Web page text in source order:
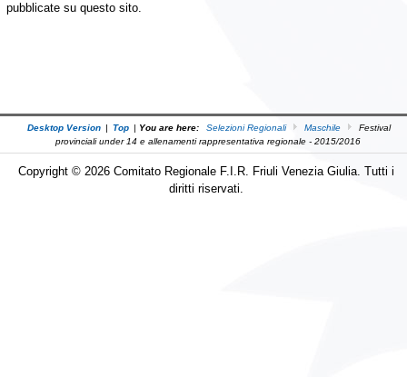
pubblicate su questo sito.
Desktop Version | Top | You are here: Selezioni Regionali Maschile
Festival
provinciali under 14 e allenamenti rappresentativa regionale - 2015/2016
Copyright © 2026 Comitato Regionale F.I.R. Friuli Venezia Giulia. Tutti i
diritti riservati.